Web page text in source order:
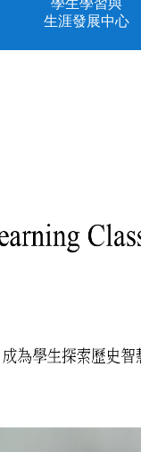
生涯發展中心